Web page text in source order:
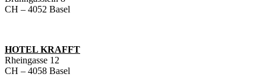
CH – 4052 Basel
HOTEL KRAFFT
Rheingasse 12
CH – 4058 Basel